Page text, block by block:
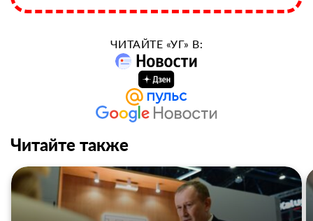
ЧИТАЙТЕ «УГ» В:
Читайте также